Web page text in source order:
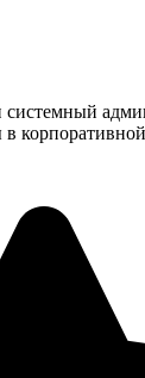
корпоративной